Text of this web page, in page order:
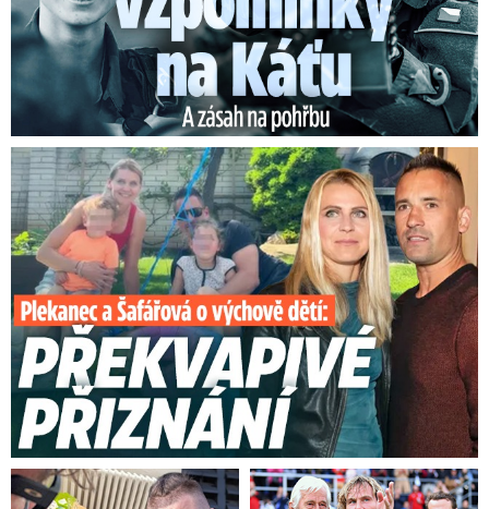
Plekanec a Šafářová o výchově dětí: Překvapivé přiznání